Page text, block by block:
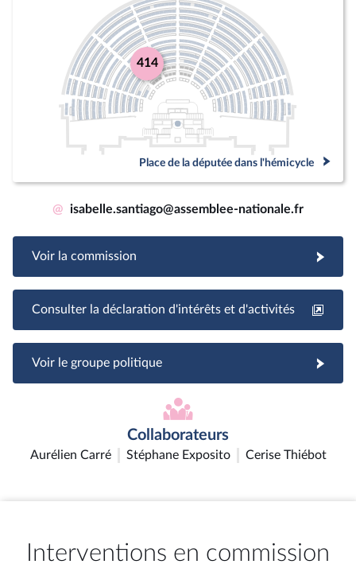
414
Place de la députée dans l'hémicycle
@ isabelle.santiago@assemblee-nationale.fr
Voir la commission
Consulter la déclaration d'intérêts et d'activités
Voir le groupe politique
Collaborateurs
Aurélien Carré Stéphane Exposito Cerise Thiébot
Interventions en commission